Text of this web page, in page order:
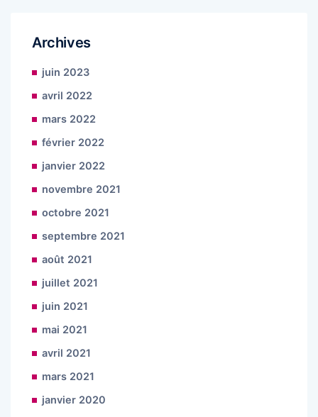
Archives
juin 2023
avril 2022
mars 2022
février 2022
janvier 2022
novembre 2021
octobre 2021
septembre 2021
août 2021
juillet 2021
juin 2021
mai 2021
avril 2021
mars 2021
janvier 2020